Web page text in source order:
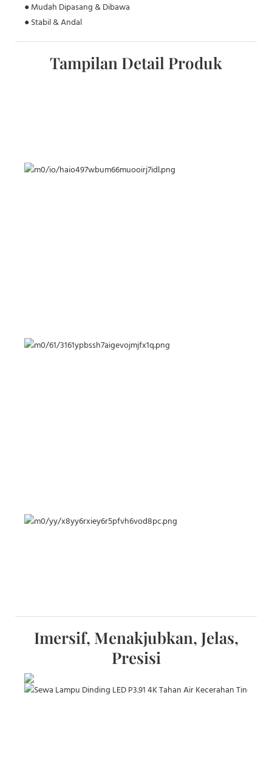
● Mudah Dipasang & Dibawa
● Stabil & Andal
Tampilan Detail Produk
Imersif, Menakjubkan, Jelas,
Presisi